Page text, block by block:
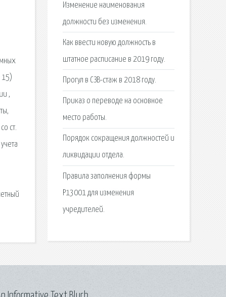
15)
,
ст.
Изменение наименования
должности без изменения.
Как ввести новую должность в
штатное расписание в 2019 году.
Прогул в СЗВ-стаж в 2018 году.
Приказ о переводе на основное
место работы.
Порядок сокращения должностей и
ликвидации отдела.
Правила заполнения формы
Р13001 для изменения
учредителей.